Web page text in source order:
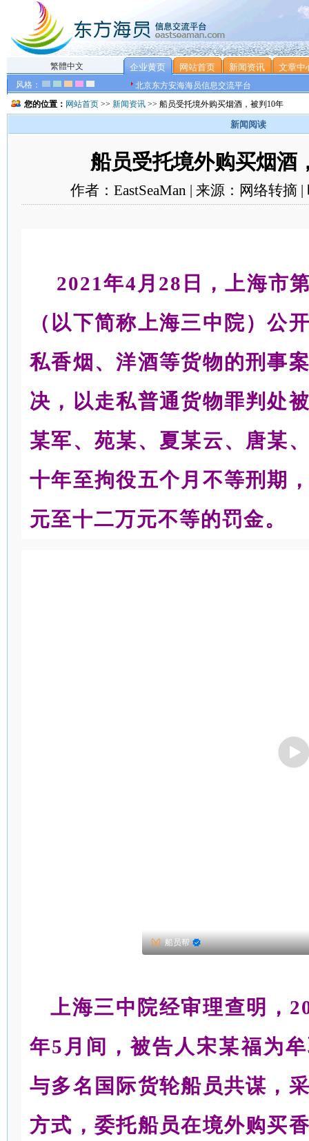
繁體中文
风格：
企业黄页 网站首页 新闻资讯 文章中
北京东方安海海员信息交流平台
您的位置： 网站首页 >> 新闻资讯 >> 船员受托境外购买烟酒，被判10年
新闻阅读
船员受托境外购买烟酒
作者：EastSeaMan | 来源：网络转摘
2021年4月28日，上海市
（以下简称上海三中院）公
私香烟、洋酒等货物的刑事
决，以走私普通货物罪判处
某军、苑某、夏某云、唐某
十年至拘役五个月不等刑期
元至十二万元不等的罚金。
船员帮
上海三中院经审理查明，
年5月间，被告人宋某福为
与多名国际货轮船员共谋，
方式，委托船员在境外购买